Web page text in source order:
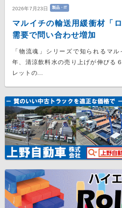
2026年7月23日 製品・IT
マルイチの輸送用緩衝材「
需要で問い合わせ増加
「物流魂」シリーズで知られるマ
年、清涼飲料水の売り上げが伸びる
レットの...